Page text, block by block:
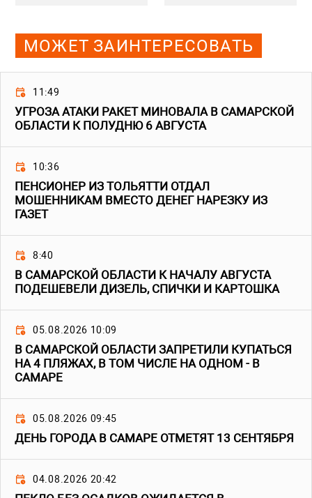
МОЖЕТ ЗАИНТЕРЕСОВАТЬ
11:49
УГРОЗА АТАКИ РАКЕТ МИНОВАЛА В САМАРСКОЙ
ОБЛАСТИ К ПОЛУДНЮ 6 АВГУСТА
10:36
ПЕНСИОНЕР ИЗ ТОЛЬЯТТИ ОТДАЛ
МОШЕННИКАМ ВМЕСТО ДЕНЕГ НАРЕЗКУ ИЗ
ГАЗЕТ
8:40
В САМАРСКОЙ ОБЛАСТИ К НАЧАЛУ АВГУСТА
ПОДЕШЕВЕЛИ ДИЗЕЛЬ, СПИЧКИ И КАРТОШКА
05.08.2026 10:09
В САМАРСКОЙ ОБЛАСТИ ЗАПРЕТИЛИ КУПАТЬСЯ
НА 4 ПЛЯЖАХ, В ТОМ ЧИСЛЕ НА ОДНОМ - В
САМАРЕ
05.08.2026 09:45
ДЕНЬ ГОРОДА В САМАРЕ ОТМЕТЯТ 13 СЕНТЯБРЯ
04.08.2026 20:42